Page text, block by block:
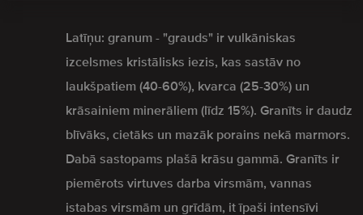
Latīņu: granum - "grauds" ir vulkāniskas
izcelsmes kristālisks iezis, kas sastāv no
laukšpatiem (40-60%), kvarca (25-30%) un
krāsainiem minerāliem (līdz 15%). Granīts ir daudz
blīvāks, cietāks un mazāk porains nekā marmors.
Dabā sastopams plašā krāsu gammā. Granīts ir
piemērots virtuves darba virsmām, vannas
istabas virsmām un grīdām, it īpaši intensīvi